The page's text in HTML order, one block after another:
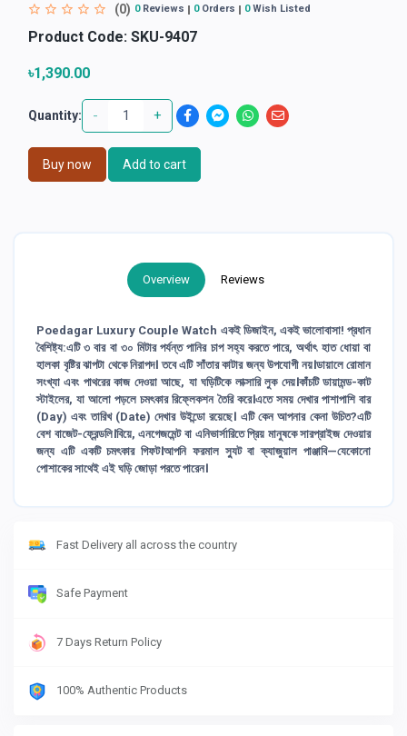
(0) 0Reviews 0Orders 0Wish Listed
Product Code: SKU-9407
৳1,390.00
Quantity: - +
Buy now Add to cart
Overview Reviews
Poedagar Luxury Couple Watch একই ডিজাইন, একই ভালোবাসা! প্রধান
বৈশিষ্ট্য:এটি ৩ বার বা ৩০ মিটার পর্যন্ত পানির চাপ সহ্য করতে পারে, অর্থাৎ হাত ধোয়া বা
হালকা বৃষ্টির ঝাপটা থেকে নিরাপদ। তবে এটি সাঁতার কাটার জন্য উপযোগী নয়।ডায়ালে রোমান
সংখ্যা এবং পাথরের কাজ দেওয়া আছে, যা ঘড়িটিকে লাক্সারি লুক দেয়।কাঁচটি ডায়ামন্ড-কাট
স্টাইলের, যা আলো পড়লে চমৎকার রিফ্লেকশন তৈরি করে।এতে সময় দেখার পাশাপাশি বার
(Day) এবং তারিখ (Date) দেখার উইন্ডো রয়েছে। এটি কেন আপনার কেনা উচিত?এটি
বেশ বাজেট-ফ্রেন্ডলি।বিয়ে, এনগেজমেন্ট বা এনিভার্সারিতে প্রিয় মানুষকে সারপ্রাইজ দেওয়ার
জন্য এটি একটি চমৎকার গিফট।আপনি ফরমাল স্যুট বা ক্যাজুয়াল পাঞ্জাবি—যেকোনো
পোশাকের সাথেই এই ঘড়ি জোড়া পরতে পারেন।
Fast Delivery all across the country
Safe Payment
7 Days Return Policy
100% Authentic Products